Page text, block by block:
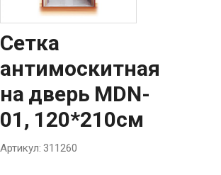
Сетка
антимоскитная
на дверь MDN-
01, 120*210см
Артикул: 311260